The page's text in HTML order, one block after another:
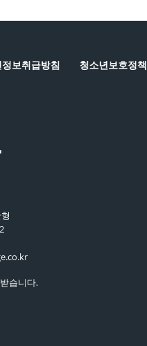
보취급방침 청소년보호정책
습니다.